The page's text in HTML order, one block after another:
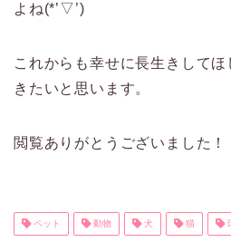
よね(*’▽’)
これからも幸せに長生きして
きたいと思います。
閲覧ありがとうございました！
ペット 動物 犬 猫